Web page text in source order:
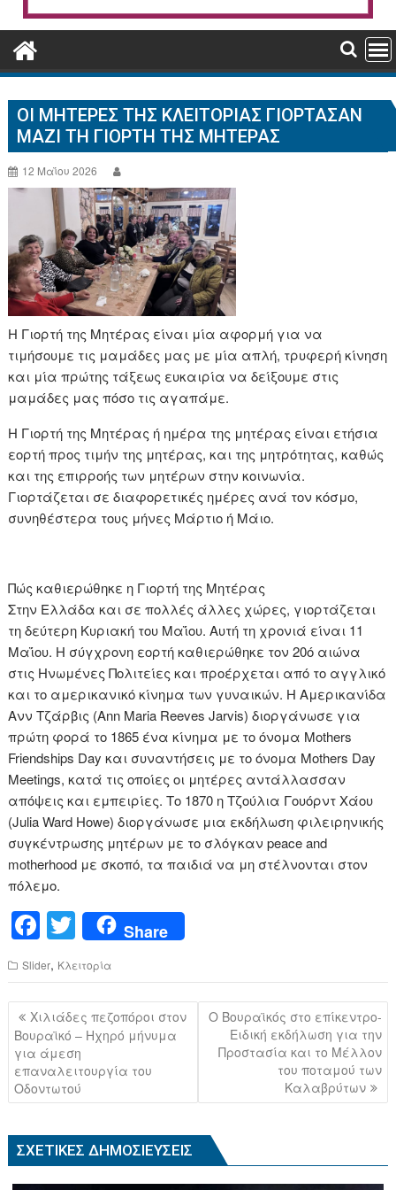
ΟΙ ΜΗΤΈΡΕΣ ΤΗΣ ΚΛΕΙΤΟΡΊΑΣ ΓΙΌΡΤΑΣΑΝ
ΜΑΖΊ ΤΗ ΓΙΟΡΤΉ ΤΗΣ ΜΗΤΈΡΑΣ
12 Μαΐου 2026
Η Γιορτή της Μητέρας είναι μία αφορμή για να
τιμήσουμε τις μαμάδες μας με μία απλή, τρυφερή κίνηση
και μία πρώτης τάξεως ευκαιρία να δείξουμε στις
μαμάδες μας πόσο τις αγαπάμε.
Η Γιορτή της Μητέρας ή ημέρα της μητέρας είναι ετήσια
εορτή προς τιμήν της μητέρας, και της μητρότητας, καθώς
και της επιρροής των μητέρων στην κοινωνία.
Γιορτάζεται σε διαφορετικές ημέρες ανά τον κόσμο,
συνηθέστερα τους μήνες Μάρτιο ή Μάιο.
Πώς καθιερώθηκε η Γιορτή της Μητέρας
Στην Ελλάδα και σε πολλές άλλες χώρες, γιορτάζεται
τη δεύτερη Κυριακή του Μαΐου. Αυτή τη χρονιά είναι 11
Μαΐου. Η σύγχρονη εορτή καθιερώθηκε τον 20ό αιώνα
στις Ηνωμένες Πολιτείες και προέρχεται από το αγγλικό
και το αμερικανικό κίνημα των γυναικών. Η Αμερικανίδα
Ανν Τζάρβις (Ann Maria Reeves Jarvis) διοργάνωσε για
πρώτη φορά το 1865 ένα κίνημα με το όνομα Mothers
Friendships Day και συναντήσεις με το όνομα Mothers Day
Meetings, κατά τις οποίες οι μητέρες αντάλλασσαν
απόψεις και εμπειρίες. Το 1870 η Τζούλια Γουόρντ Χάου
(Julia Ward Howe) διοργάνωσε μια εκδήλωση φιλειρηνικής
συγκέντρωσης μητέρων με το σλόγκαν peace and
motherhood με σκοπό, τα παιδιά να μη στέλνονται στον
πόλεμο.
F
a
c
e
b
o
o
k
T
wi
tt
er
Share
Slider, Κλειτορία
Πλοήγηση
άρθρων
Χιλιάδες πεζοπόροι στον
Βουραϊκό – Ηχηρό μήνυμα
για άμεση
επαναλειτουργία του
Οδοντωτού
Ο Βουραϊκός στο επίκεντρο-
Ειδική εκδήλωση για την
Προστασία και το Μέλλον
του ποταμού των
Καλαβρύτων
ΣΧΕΤΙΚΈΣ ΔΗΜΟΣΙΕΎΣΕΙΣ